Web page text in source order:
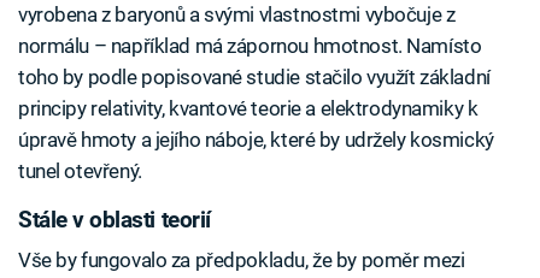
vyrobena z baryonů a svými vlastnostmi vybočuje z
normálu – například má zápornou hmotnost. Namísto
toho by podle popisované studie stačilo využít základní
principy relativity, kvantové teorie a elektrodynamiky k
úpravě hmoty a jejího náboje, které by udržely kosmický
tunel otevřený.
Stále v oblasti teorií
Vše by fungovalo za předpokladu, že by poměr mezi